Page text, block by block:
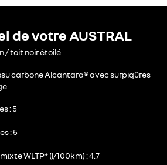
de votre AUSTRAL
/ toit noir étoilé
carbone Alcantara® avec surpiqûres
5
5
WLTP* (l/100km) 4.7